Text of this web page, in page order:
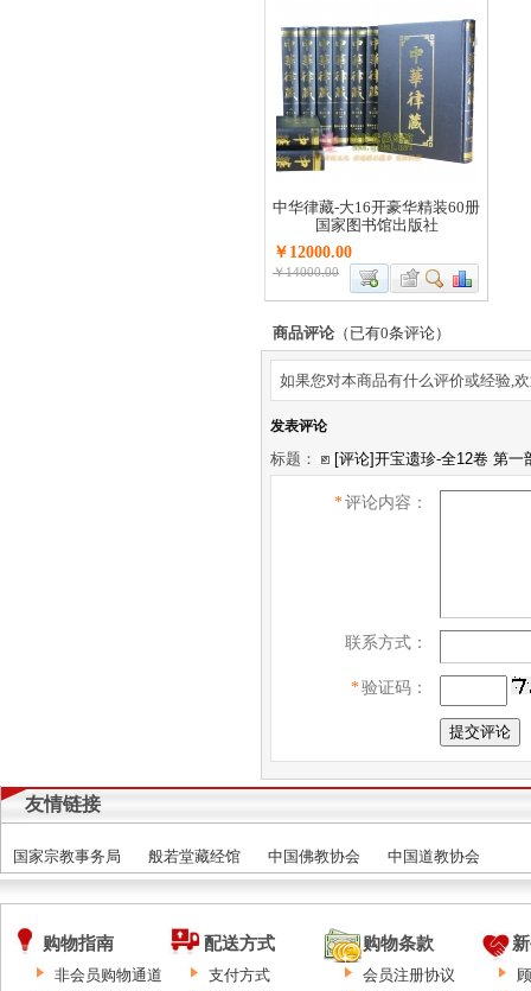
中华律藏-大16开豪华精装60册
国家图书馆出版社
￥12000.00
￥14000.00
商品评论 （已有0条评论）
如果您对本商品有什么评价或经验,
发表评论
标题：
*评论内容：
联系方式：
*验证码：
友情链接
国家宗教事务局 般若堂藏经馆 中国佛教协会 中国道教协会
购物指南
非会员购物通道
配送方式
支付方式
购物条款
会员注册协议